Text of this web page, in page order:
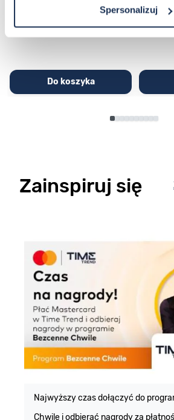
Spersonalizuj
Do koszyka
Zainspiruj się
Najwyższy czas dołączyć do
Chwile i odbierać nagrody za